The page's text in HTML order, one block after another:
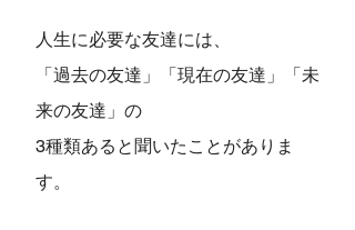
人生に必要な友達には、
「過去の友達」「現在の友達」「未
来の友達」の
3種類あると聞いたことがありま
す。